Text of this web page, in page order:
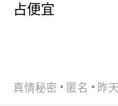
占便宜
真情秘密 匿名 昨